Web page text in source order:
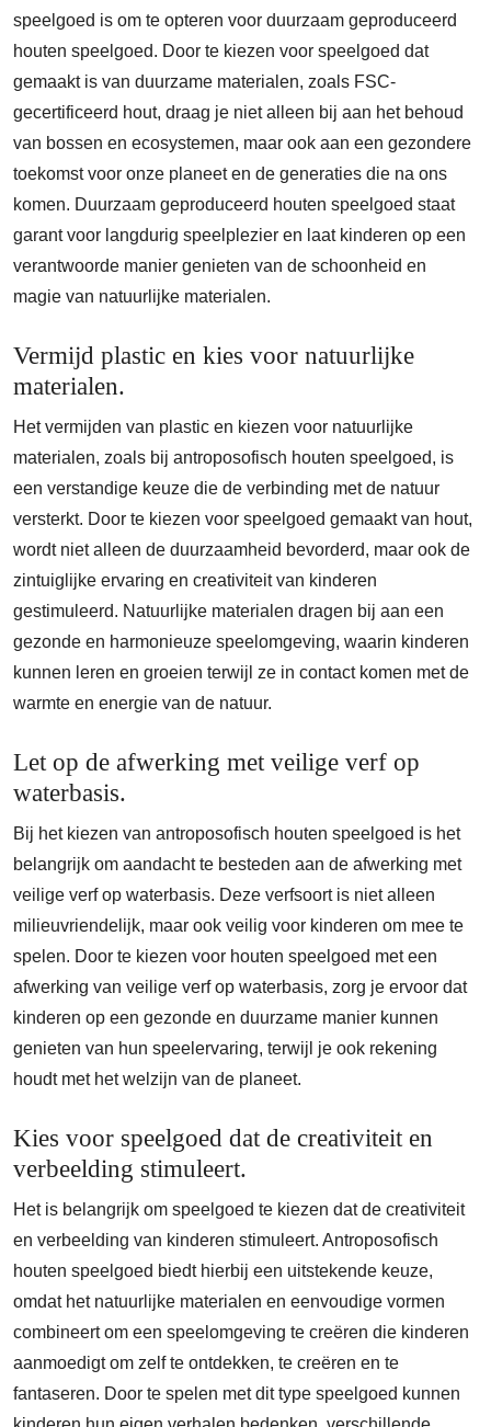
speelgoed is om te opteren voor duurzaam geproduceerd
houten speelgoed. Door te kiezen voor speelgoed dat
gemaakt is van duurzame materialen, zoals FSC-
gecertificeerd hout, draag je niet alleen bij aan het behoud
van bossen en ecosystemen, maar ook aan een gezondere
toekomst voor onze planeet en de generaties die na ons
komen. Duurzaam geproduceerd houten speelgoed staat
garant voor langdurig speelplezier en laat kinderen op een
verantwoorde manier genieten van de schoonheid en
magie van natuurlijke materialen.
Vermijd plastic en kies voor natuurlijke
materialen.
Het vermijden van plastic en kiezen voor natuurlijke
materialen, zoals bij antroposofisch houten speelgoed, is
een verstandige keuze die de verbinding met de natuur
versterkt. Door te kiezen voor speelgoed gemaakt van hout,
wordt niet alleen de duurzaamheid bevorderd, maar ook de
zintuiglijke ervaring en creativiteit van kinderen
gestimuleerd. Natuurlijke materialen dragen bij aan een
gezonde en harmonieuze speelomgeving, waarin kinderen
kunnen leren en groeien terwijl ze in contact komen met de
warmte en energie van de natuur.
Let op de afwerking met veilige verf op
waterbasis.
Bij het kiezen van antroposofisch houten speelgoed is het
belangrijk om aandacht te besteden aan de afwerking met
veilige verf op waterbasis. Deze verfsoort is niet alleen
milieuvriendelijk, maar ook veilig voor kinderen om mee te
spelen. Door te kiezen voor houten speelgoed met een
afwerking van veilige verf op waterbasis, zorg je ervoor dat
kinderen op een gezonde en duurzame manier kunnen
genieten van hun speelervaring, terwijl je ook rekening
houdt met het welzijn van de planeet.
Kies voor speelgoed dat de creativiteit en
verbeelding stimuleert.
Het is belangrijk om speelgoed te kiezen dat de creativiteit
en verbeelding van kinderen stimuleert. Antroposofisch
houten speelgoed biedt hierbij een uitstekende keuze,
omdat het natuurlijke materialen en eenvoudige vormen
combineert om een speelomgeving te creëren die kinderen
aanmoedigt om zelf te ontdekken, te creëren en te
fantaseren. Door te spelen met dit type speelgoed kunnen